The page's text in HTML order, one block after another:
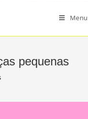
Menu
pequenas